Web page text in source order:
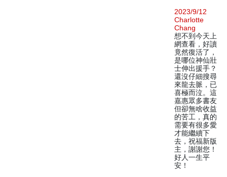
2023/9/12
Charlotte
Chang
想不到今天上
網查看，好讀
竟然復活了，
是哪位神仙壯
士伸出援手？
還沒仔細搜尋
來龍去脈，已
喜極而泣。這
嘉惠眾多書友
但卻無啥收益
的苦工，真的
需要有很多愛
才能繼續下
去，祝福新版
主，謝謝您！
好人一生平
安！